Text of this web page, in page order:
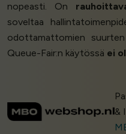
nopeasti. On
soveltaa
odottamattomien suurten
Queue-Fair:n käytössä ei
&